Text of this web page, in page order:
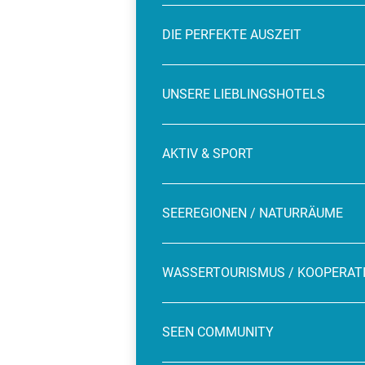
DIE PERFEKTE AUSZEIT
UNSERE LIEBLINGSHOTELS
AKTIV & SPORT
SEEREGIONEN / NATURRÄUME
WASSERTOURISMUS /
SEEN COMMUNITY